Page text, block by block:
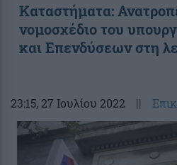
Καταστήματα:
νομοσχέδιο του
και Επενδύσεων στη
23:15, 27 Ιουλίου 2022 ||